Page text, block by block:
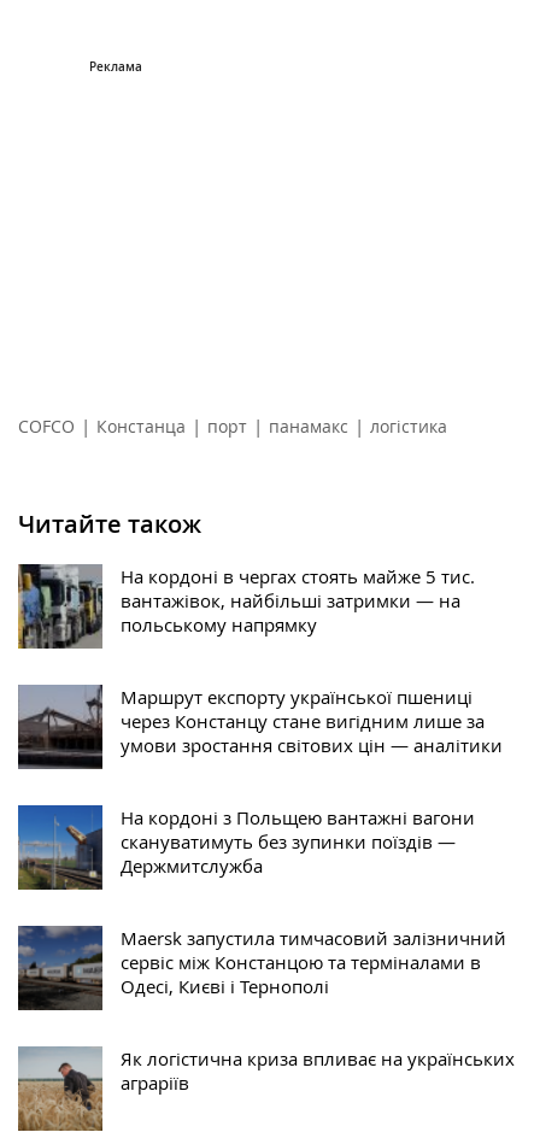
COFCO | Констанца | порт | панамакс | логістика
Читайте також
На кордоні в чергах стоять майже 5 тис.
вантажівок, найбільші затримки — на
польському напрямку
Маршрут експорту української пшениці
через Констанцу стане вигідним лише за
умови зростання світових цін — аналітики
На кордоні з Польщею вантажні вагони
скануватимуть без зупинки поїздів —
Держмитслужба
Maersk запустила тимчасовий залізничний
сервіс між Констанцою та терміналами в
Одесі, Києві і Тернополі
Як логістична криза впливає на українських
аграріїв